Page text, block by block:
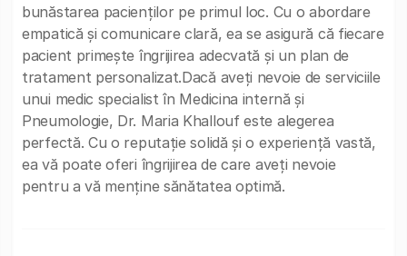
bunăstarea pacienților pe primul loc. Cu o abordare
empatică și comunicare clară, ea se asigură că fiecare
pacient primește îngrijirea adecvată și un plan de
tratament personalizat.Dacă aveți nevoie de serviciile
unui medic specialist în Medicina internă și
Pneumologie, Dr. Maria Khallouf este alegerea
perfectă. Cu o reputație solidă și o experiență vastă,
ea vă poate oferi îngrijirea de care aveți nevoie
pentru a vă menține sănătatea optimă.